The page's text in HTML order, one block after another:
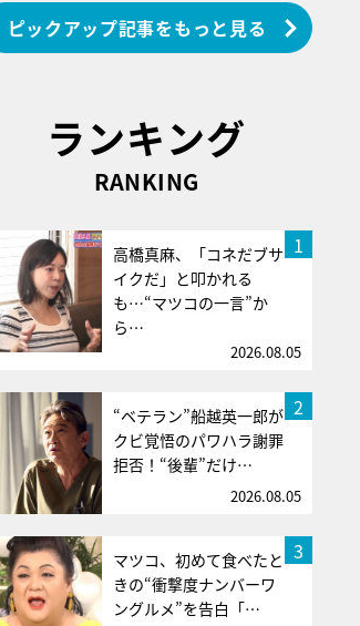
ピックアップ記事をもっと見る
ランキング
RANKING
1
高橋真麻、「コネだブサ
イクだ」と叩かれる
も…“マツコの一言”か
ら…
2026.08.05
2
“ベテラン”船越英一郎が
クビ覚悟のパワハラ謝罪
拒否！“後輩”だけ…
2026.08.05
3
マツコ、初めて食べたと
きの“衝撃度ナンバーワ
ングルメ”を告白「…